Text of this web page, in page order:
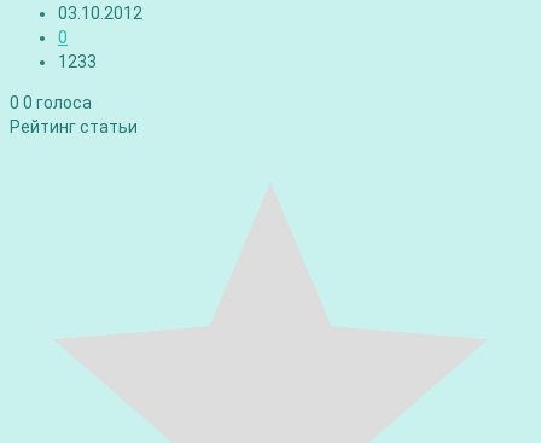
03.10.2012
0
1233
0 0 голоса
Рейтинг статьи